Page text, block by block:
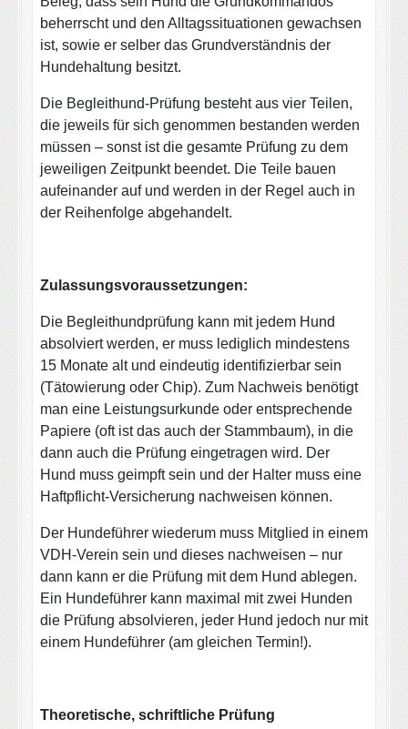
beherrscht und den Alltagssituationen gewachsen
ist, sowie er selber das Grundverständnis der
Hundehaltung besitzt.
Die Begleithund-Prüfung besteht aus vier Teilen,
die jeweils für sich genommen bestanden werden
müssen – sonst ist die gesamte Prüfung zu dem
jeweiligen Zeitpunkt beendet. Die Teile bauen
aufeinander auf und werden in der Regel auch in
der Reihenfolge abgehandelt.
Zulassungsvoraussetzungen:
Die Begleithundprüfung kann mit jedem Hund
absolviert werden, er muss lediglich mindestens
15 Monate alt und eindeutig identifizierbar sein
(Tätowierung oder Chip). Zum Nachweis benötigt
man eine Leistungsurkunde oder entsprechende
Papiere (oft ist das auch der Stammbaum), in die
dann auch die Prüfung eingetragen wird. Der
Hund muss geimpft sein und der Halter muss eine
Haftpflicht-Versicherung nachweisen können.
Der Hundeführer wiederum muss Mitglied in einem
VDH-Verein sein und dieses nachweisen – nur
dann kann er die Prüfung mit dem Hund ablegen.
Ein Hundeführer kann maximal mit zwei Hunden
die Prüfung absolvieren, jeder Hund jedoch nur mit
einem Hundeführer (am gleichen Termin!).
Theoretische, schriftliche Prüfung